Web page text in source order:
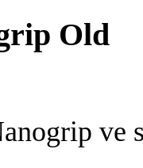
Old
ve